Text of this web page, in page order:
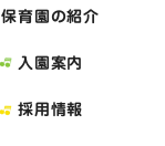
保育園の紹介
入園案内
採用情報